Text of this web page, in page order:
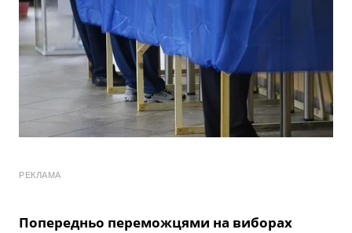
РЕКЛАМА
Попередньо переможцями на виборах